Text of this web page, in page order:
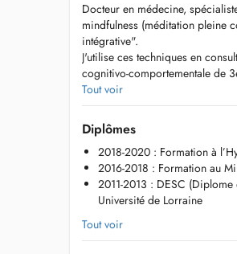
Docteur en médecine,
mindfulness (méditation pleine
intégrative".
J'utilise ces techniques en
cognitivo-comportementale de
d'engagement).
Ces outils thérapeutiques sont
et/ou psychothérapeutiques.
N'hésitez pas à consulter le site
https://s-viennet.org
Certaines indications ont plus
que: améliorer la gestion des
Tout voir
Diplômes
2018-2020 : Formation à
2016-2018 : Formation au
2011-2013 : DESC
Université de Lorraine
Tout voir